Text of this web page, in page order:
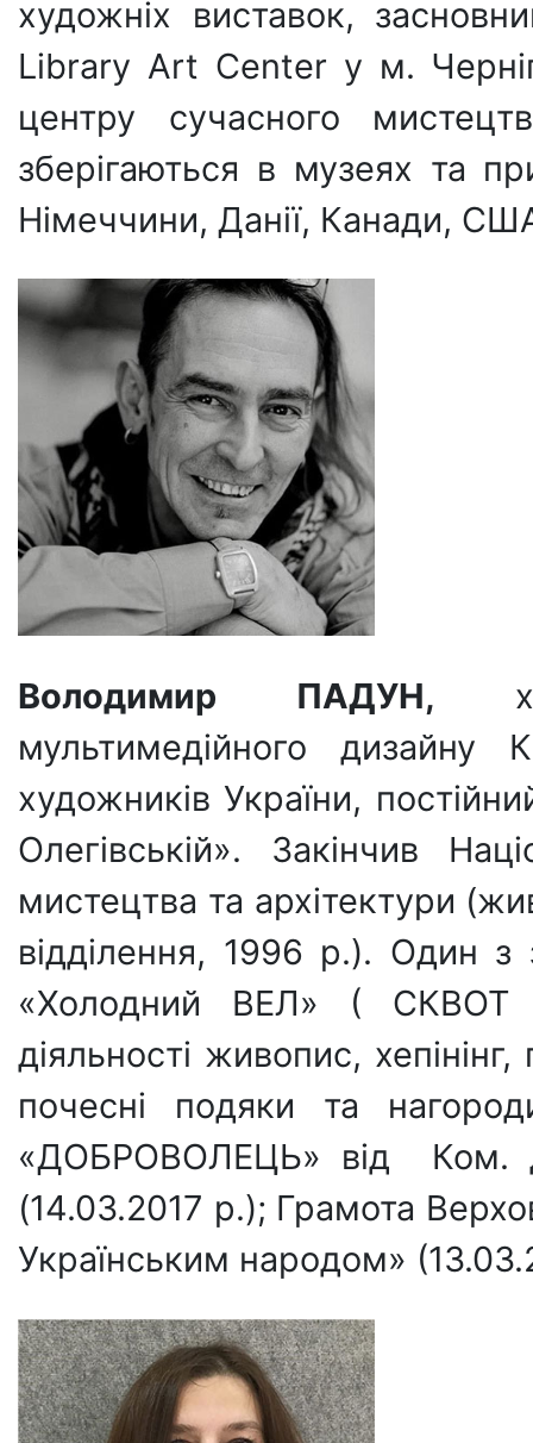
художніх виставок,
Library Art Center у м.
центру сучасного
зберігаються в музеях та
Німеччини, Данії, Канади,
Володимир ПАДУН,
мультимедійного дизайну
художників України,
Олегівській». Закінчив
мистецтва та архітектури
відділення, 1996 р.). Один з
«Холодний ВЕЛ» ( СКВОТ
діяльності живопис,
почесні подяки та
«ДОБРОВОЛЕЦЬ» від Ком.
(14.03.2017 р.); Грамота
Українським народом»